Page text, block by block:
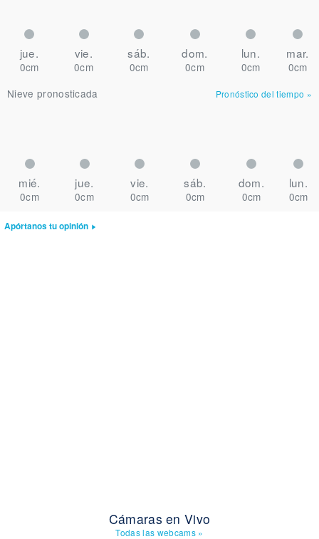
jue. vie. sáb. dom. lun. mar.
0cm 0cm 0cm 0cm 0cm
0cm
Nieve pronosticada
Pronóstico del tiempo »
mié. jue. vie. sáb. dom. lun.
0cm 0cm 0cm 0cm 0cm 0cm
Apórtanos tu opinión
Cámaras en Vivo
Todas las webcams »